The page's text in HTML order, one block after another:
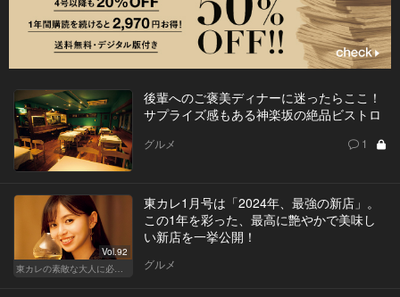
後輩へのご褒美ディナーに迷ったらここ！
サプライズ感もある神楽坂の絶品ビストロ
グルメ 1
Vol.92
東カレの素敵な大人に必要なこと
東カレ1月号は「2024年、最強の新店」。
この1年を彩った、最高に艶やかで美味し
い新店を一挙公開！
グルメ